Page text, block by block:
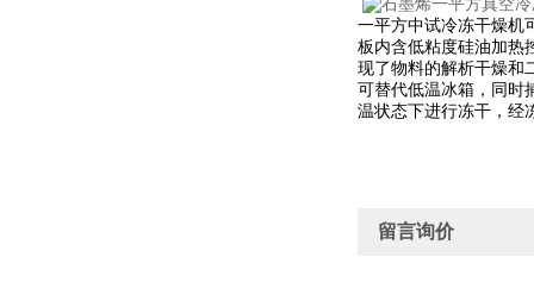
一平方中试冷冻干燥机
板内含低粘度硅油加热
现了物料的解析干燥和
可替代低温冰箱，同时
温状态下进行冻干，经
留言询价